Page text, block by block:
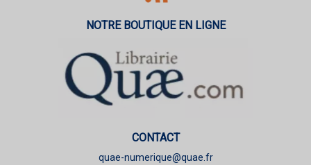
NOTRE BOUTIQUE EN LIGNE
CONTACT
quae-numerique@quae.fr